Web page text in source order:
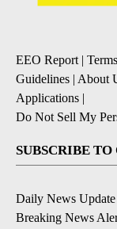
EEO Report |
Guidelines | About
Applications |
Do Not Sell My
SUBSCRIBE
Daily News Update
Breaking News